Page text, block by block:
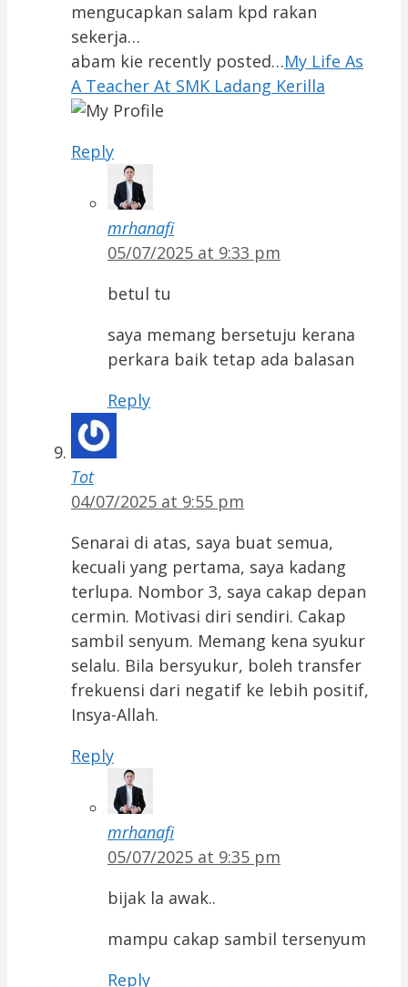
mengucapkan salam kpd rakan
sekerja…
abam kie recently posted…My Life As
A Teacher At SMK Ladang Kerilla
Reply
mrhanafi
05/07/2025 at 9:33 pm
betul tu
saya memang bersetuju kerana
perkara baik tetap ada balasan
Reply
Tot
04/07/2025 at 9:55 pm
Senarai di atas, saya buat semua,
kecuali yang pertama, saya kadang
terlupa. Nombor 3, saya cakap depan
cermin. Motivasi diri sendiri. Cakap
sambil senyum. Memang kena syukur
selalu. Bila bersyukur, boleh transfer
frekuensi dari negatif ke lebih positif,
Insya-Allah.
Reply
mrhanafi
05/07/2025 at 9:35 pm
bijak la awak..
mampu cakap sambil tersenyum
Reply